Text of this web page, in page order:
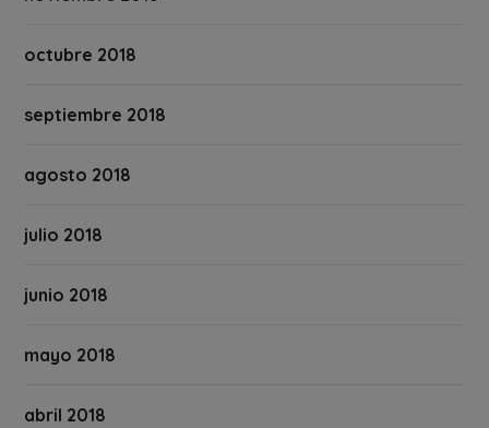
octubre 2018
septiembre 2018
agosto 2018
julio 2018
junio 2018
mayo 2018
abril 2018